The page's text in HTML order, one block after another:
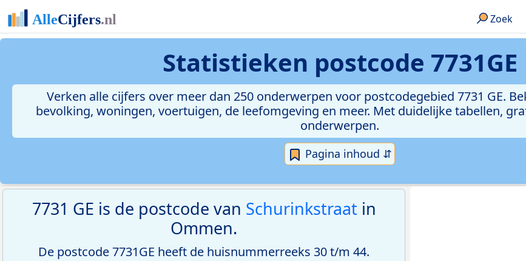
Zoek
Statistieken postcode 7731GE
Verken alle cijfers over meer dan 250 onderwerpen voor postcodegebied 7731 GE.
bevolking, woningen, voertuigen, de leefomgeving en meer. Met duidelijke tabellen,
onderwerpen.
Pagina inhoud ⇵
7731 GE is de postcode van Schurinkstraatin
Ommen.
De postcode 7731GE heeft de huisnummerreeks 30 t/m 44.